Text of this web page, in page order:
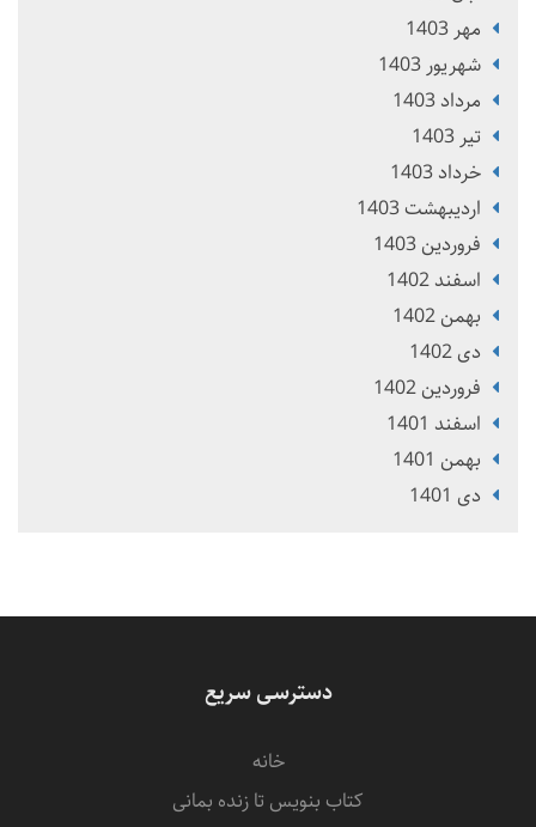
مهر 1403
شهریور 1403
مرداد 1403
تير 1403
خرداد 1403
ارديبهشت 1403
فروردین 1403
اسفند 1402
بهمن 1402
دی 1402
فروردین 1402
اسفند 1401
بهمن 1401
دی 1401
دسترسی سریع
خانه
کتاب بنویس تا زنده بمانی